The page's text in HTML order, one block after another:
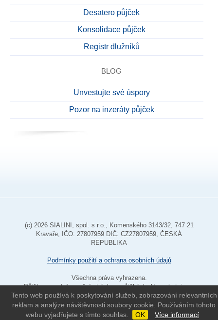
Tento web používá k poskytování služeb, zobrazování relevantních
reklam a analýze návštěvnosti soubory cookie. Používáním tohoto
webu vyjadřujete s tímto souhlas.
OK Více informací
ˆ
Desatero půjček
Konsolidace půjček
Registr dlužníků
BLOG
Unvestujte své úspory
Pozor na inzeráty půjček
(c) 2026 SIALINI, spol. s r.o., Komenského 3143/32, 747 21
Kravaře, IČO: 27807959 DIČ: CZ27807959, ČESKÁ
REPUBLIKA
Podmínky použití a ochrana osobních údajů
Všechna práva vyhrazena.
Půjčkov.cz - Informační stránky o půjčkách. Neposkytujeme
půjčky